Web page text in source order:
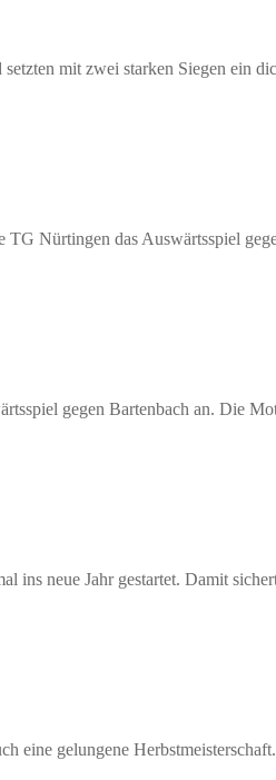
mit zwei starken Siegen ein
Nürtingen das Auswärtsspiel
gegen Bartenbach an. Die
ins neue Jahr gestartet. Damit
eine gelungene